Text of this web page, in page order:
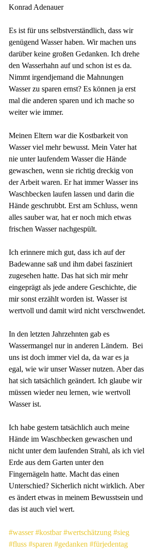
Konrad Adenauer
Es ist für uns selbstverständlich, dass wir
genügend Wasser haben. Wir machen uns
darüber keine großen Gedanken. Ich drehe
den Wasserhahn auf und schon ist es da.
Nimmt irgendjemand die Mahnungen
Wasser zu sparen ernst? Es können ja erst
mal die anderen sparen und ich mache so
weiter wie immer.
Meinen Eltern war die Kostbarkeit von
Wasser viel mehr bewusst. Mein Vater hat
nie unter laufendem Wasser die Hände
gewaschen, wenn sie richtig dreckig von
der Arbeit waren. Er hat immer Wasser ins
Waschbecken laufen lassen und darin die
Hände geschrubbt. Erst am Schluss, wenn
alles sauber war, hat er noch mich etwas
frischen Wasser nachgespült.
Ich erinnere mich gut, dass ich auf der
Badewanne saß und ihm dabei fasziniert
zugesehen hatte. Das hat sich mir mehr
eingeprägt als jede andere Geschichte, die
mir sonst erzählt worden ist. Wasser ist
wertvoll und damit wird nicht verschwendet.
In den letzten Jahrzehnten gab es
Wassermangel nur in anderen Ländern.  Bei
uns ist doch immer viel da, da war es ja
egal, wie wir unser Wasser nutzen. Aber das
hat sich tatsächlich geändert. Ich glaube wir
müssen wieder neu lernen, wie wertvoll
Wasser ist.
Ich habe gestern tatsächlich auch meine
Hände im Waschbecken gewaschen und
nicht unter dem laufenden Strahl, als ich viel
Erde aus dem Garten unter den
Fingernägeln hatte. Macht das einen
Unterschied? Sicherlich nicht wirklich. Aber
es ändert etwas in meinem Bewusstsein und
das ist auch viel wert.
#wasser #kostbar #wertschätzung #sieg
#fluss #sparen #gedanken #fürjedentag